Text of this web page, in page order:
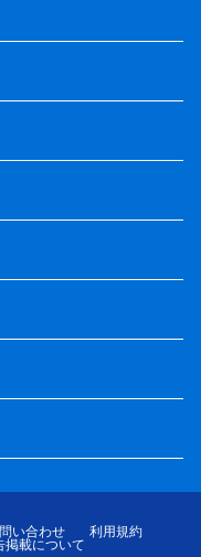
い合わせ
利用規約
掲載について